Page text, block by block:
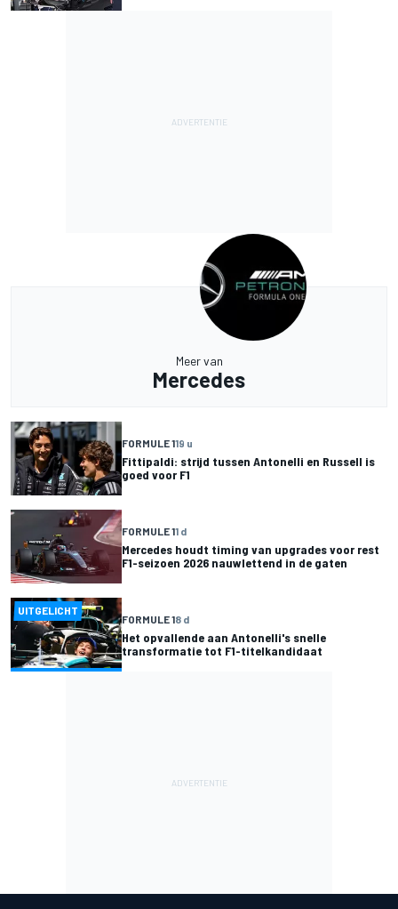
Meer van
Mercedes
FORMULE 119 u
Fittipaldi: strijd tussen Antonelli en Russell is
goed voor F1
FORMULE 11 d
Mercedes houdt timing van upgrades voor rest
F1-seizoen 2026 nauwlettend in de gaten
UITGELICHT
FORMULE 18 d
Het opvallende aan Antonelli's snelle
transformatie tot F1-titelkandidaat